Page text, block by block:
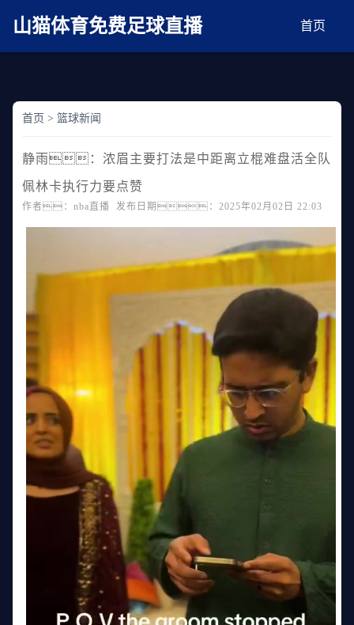
AV在线无码麻豆
山猫体育免费足球直播 首页
首页 > 篮球新闻
静雨：浓眉主要打法是中距离立棍难盘活全队
佩林卡执行力要点赞
作者：nba直播 发布日期：2025年02月02日 22:03